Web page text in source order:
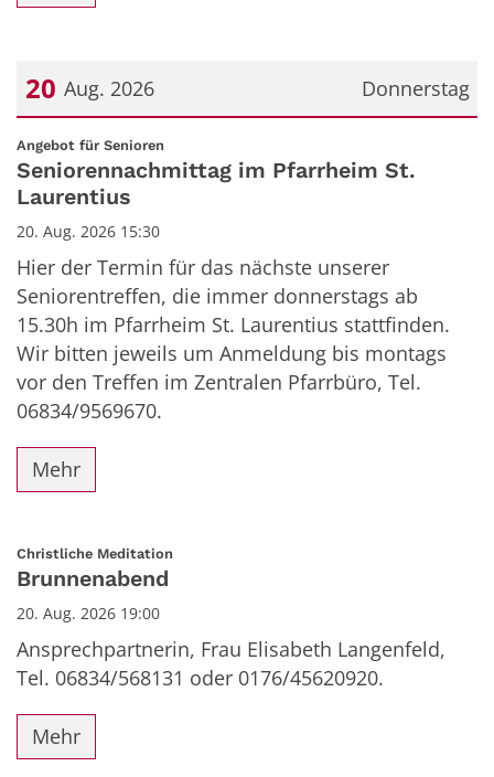
Donnerstag
20 Aug. 2026
Datum: 20. August 2026
Angebot für Senioren
Seniorennachmittag im Pfarrheim St.
Laurentius
20. Aug. 2026 15:30
Hier der Termin für das nächste unserer
Seniorentreffen, die immer donnerstags ab
15.30h im Pfarrheim St. Laurentius stattfinden.
Wir bitten jeweils um Anmeldung bis montags
vor den Treffen im Zentralen Pfarrbüro, Tel.
06834/9569670.
Mehr
Christliche Meditation
Brunnenabend
20. Aug. 2026 19:00
Ansprechpartnerin, Frau Elisabeth Langenfeld,
Tel. 06834/568131 oder 0176/45620920.
Mehr